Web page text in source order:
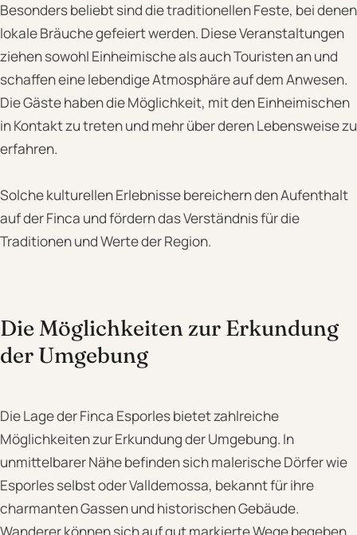
Besonders beliebt sind die traditionellen Feste, bei denen
lokale Bräuche gefeiert werden. Diese Veranstaltungen
ziehen sowohl Einheimische als auch Touristen an und
schaffen eine lebendige Atmosphäre auf dem Anwesen.
Die Gäste haben die Möglichkeit, mit den Einheimischen
in Kontakt zu treten und mehr über deren Lebensweise zu
erfahren.
Solche kulturellen Erlebnisse bereichern den Aufenthalt
auf der Finca und fördern das Verständnis für die
Traditionen und Werte der Region.
Die Möglichkeiten zur Erkundung
der Umgebung
Die Lage der Finca Esporles bietet zahlreiche
Möglichkeiten zur Erkundung der Umgebung. In
unmittelbarer Nähe befinden sich malerische Dörfer wie
Esporles selbst oder Valldemossa, bekannt für ihre
charmanten Gassen und historischen Gebäude.